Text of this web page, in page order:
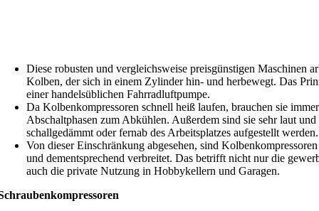
Diese robusten und vergleichsweise preisgünstigen Maschinen
Kolben, der sich in einem Zylinder hin- und herbewegt. Das
einer handelsüblichen Fahrradluftpumpe.
Da Kolbenkompressoren schnell heiß laufen, brauchen sie
Abschaltphasen zum Abkühlen. Außerdem sind sie sehr laut
schallgedämmt oder fernab des Arbeitsplatzes aufgestellt werden.
Von dieser Einschränkung abgesehen, sind
und dementsprechend verbreitet. Das betrifft nicht nur die
auch die private Nutzung in Hobbykellern und Garagen.